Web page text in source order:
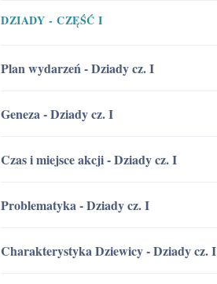
DZIADY - CZĘŚĆ I
Plan wydarzeń - Dziady cz. I
Geneza - Dziady cz. I
Czas i miejsce akcji - Dziady cz. I
Problematyka - Dziady cz. I
Charakterystyka Dziewicy - Dziady cz. I